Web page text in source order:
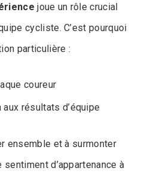
joue un rôle crucial
cycliste. C’est pourquoi
particulière :
coureur
résultats d’équipe
ensemble et à surmonter
d’appartenance à